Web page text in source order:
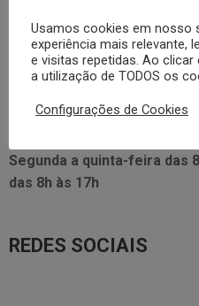
3338.2628
Atendimento Whatsapp
VISITE NOSSO
Rua Araújo Figueiredo, 96
Segunda a quinta-feira das
das 8h às 17h
REDES SOCIAIS
Usamos cookies em nosso
experiência mais relevante,
e visitas repetidas. Ao clicar
a utilização de TODOS os
Configurações de Cookies